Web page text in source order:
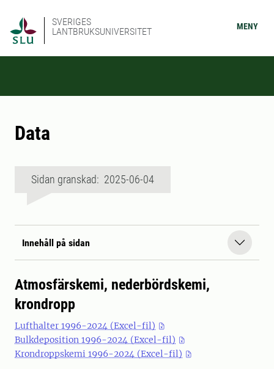
SVERIGES
LANTBRUKSUNIVERSITET
MENY
Data
Sidan granskad: 2025-06-04
Innehåll på sidan
Atmosfärskemi, nederbördskemi,
krondropp
Lufthalter 1996-2024 (Excel-fil)
Bulkdeposition 1996-2024 (Excel-fil)
Krondroppskemi 1996-2024 (Excel-fil)